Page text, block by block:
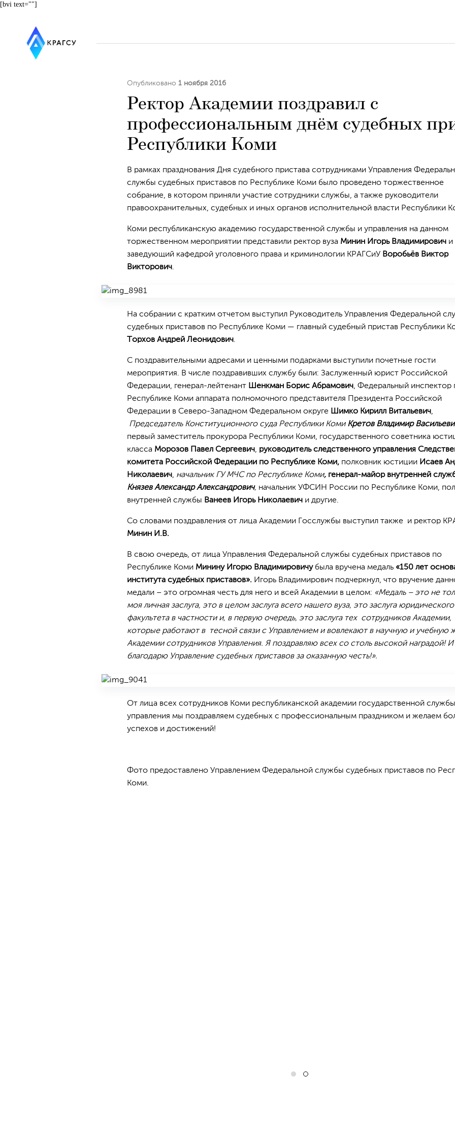
[bvi text=""]
Опубликовано 1 ноября 2016
Ректор Академии поздравил с
профессиональным днём судебных
Республики Коми
В рамках празднования Дня судебного пристава сотрудниками Управления
службы судебных приставов по Республике Коми было проведено торжественное
собрание, в котором приняли участие сотрудники службы, а также руководители
правоохранительных, судебных и иных органов исполнительной власти Республики
Коми республиканскую академию государственной службы и управления на данном
торжественном мероприятии представили ректор вуза Минин Игорь Владимирович и
заведующий кафедрой уголовного права и криминологии КРАГСиУ Воробьёв Виктор
Викторович.
На собрании с кратким отчетом выступил Руководитель Управления Федеральной
судебных приставов по Республике Коми — главный судебный пристав Республики
Торхов Андрей Леонидович.
С поздравительными адресами и ценными подарками выступили почетные гости
мероприятия. В числе поздравивших службу были: Заслуженный юрист Российской
Федерации, генерал-лейтенант Шенкман Борис Абрамович, Федеральный инспектор
Республике Коми аппарата полномочного представителя Президента Российской
Федерации в Северо-Западном Федеральном округе Шимко Кирилл Витальевич,
Председатель Конституционного суда Республики Коми Кретов Владимир
первый заместитель прокурора Республики Коми, государственного советника
класса Морозов Павел Сергеевич, руководитель следственного управления
комитета Российской Федерации по Республике Коми, полковник юстиции Исаев
Николаевич, начальник ГУ МЧС по Республике Коми, генерал-майор внутренней
Князев Александр Александрович, начальник УФСИН России по Республике Коми,
внутренней службы Ванеев Игорь Николаевич и другие.
Со словами поздравления от лица Академии Госслужбы выступил также и ректор
Минин И.В.
В свою очередь, от лица Управления Федеральной службы судебных приставов по
Республике Коми Минину Игорю Владимировичубыла вручена медаль «150 лет
института судебных приставов». Игорь Владимирович подчеркнул, что вручение
медали – это огромная честь для него и всей Академии в целом: «Медаль – это не
моя личная заслуга, это в целом заслуга всего нашего вуза, это заслуга юридического
факультета в частности и, в первую очередь, это заслуга тех сотрудников Академии,
которые работают в тесной связи с Управлением и вовлекают в научную и учебную
Академии сотрудников Управления. Я поздравляю всех со столь высокой наградой! И
благодарю Управление судебных приставов за оказанную честь!».
От лица всех сотрудников Коми республиканской академии государственной
управления мы поздравляем судебных с профессиональным праздником и желаем
успехов и достижений!
Фото предоставлено Управлением Федеральной службы судебных приставов по
Коми.